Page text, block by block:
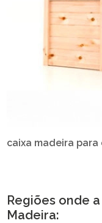
caixa madeira
Regiões onde
Madeira: